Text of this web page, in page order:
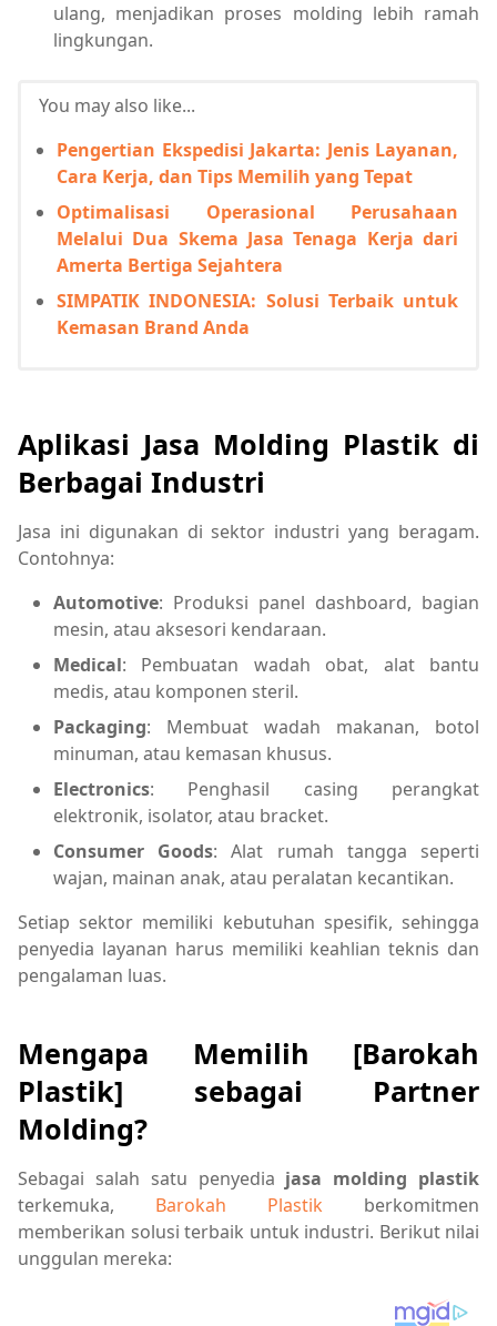
ulang, menjadikan proses molding lebih ramah
lingkungan.
You may also like...
Pengertian Ekspedisi Jakarta: Jenis Layanan,
Cara Kerja, dan Tips Memilih yang Tepat
Optimalisasi Operasional Perusahaan
Melalui Dua Skema Jasa Tenaga Kerja dari
Amerta Bertiga Sejahtera
SIMPATIK INDONESIA: Solusi Terbaik untuk
Kemasan Brand Anda
Aplikasi Jasa Molding Plastik di
Berbagai Industri
Jasa ini digunakan di sektor industri yang beragam.
Contohnya:
Automotive: Produksi panel dashboard, bagian
mesin, atau aksesori kendaraan.
Medical: Pembuatan wadah obat, alat bantu
medis, atau komponen steril.
Packaging: Membuat wadah makanan, botol
minuman, atau kemasan khusus.
Electronics: Penghasil casing perangkat
elektronik, isolator, atau bracket.
Consumer Goods: Alat rumah tangga seperti
wajan, mainan anak, atau peralatan kecantikan.
Setiap sektor memiliki kebutuhan spesifik, sehingga
penyedia layanan harus memiliki keahlian teknis dan
pengalaman luas.
Mengapa Memilih [Barokah
Plastik] sebagai Partner
Molding?
Sebagai salah satu penyedia jasa molding plastik
terkemuka, Barokah Plastik berkomitmen
memberikan solusi terbaik untuk industri. Berikut nilai
unggulan mereka: